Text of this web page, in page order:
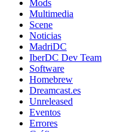
Mods
Multimedia
Scene
Noticias
MadriDC
IberDC Dev Team
Software
Homebrew
Dreamcast.es
Unreleased
Eventos
Errores